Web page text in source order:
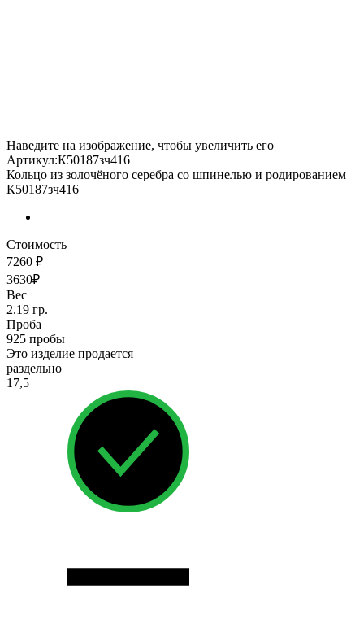
Наведите на изображение, чтобы увеличить его
Артикул:К50187зч416
Кольцо из золочёного серебра со шпинелью и родированием
К50187зч416
Стоимость
7260 ₽
3630₽
Вес
2.19 гр.
Проба
925 пробы
Это изделие продается
раздельно
17,5